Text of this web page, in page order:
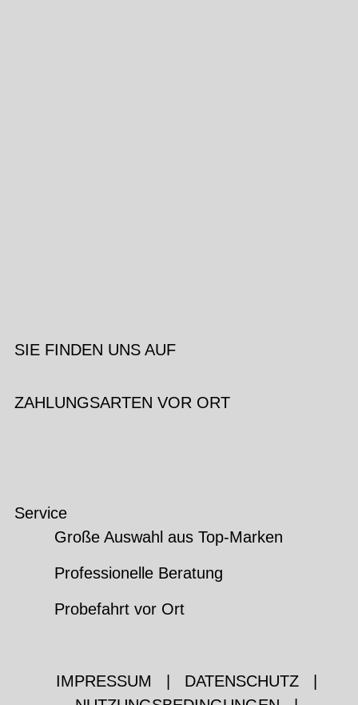
SIE FINDEN UNS AUF
ZAHLUNGSARTEN VOR ORT
Service
Große Auswahl aus Top-Marken
Professionelle Beratung
Probefahrt vor Ort
IMPRESSUM DATENSCHUTZ